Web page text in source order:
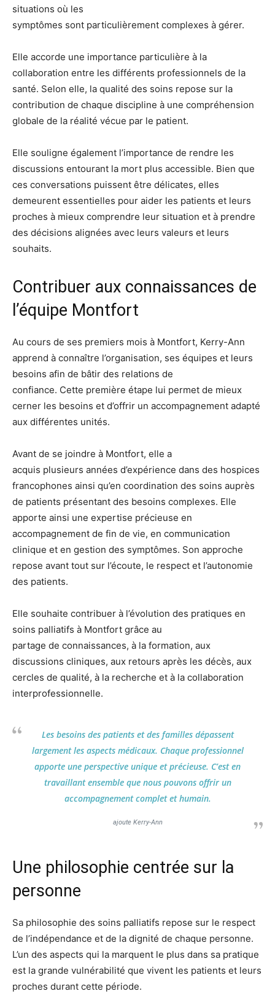
situations où les
symptômes sont particulièrement complexes à gérer.
Elle accorde une importance particulière à la
collaboration entre les différents professionnels de la
santé. Selon elle, la qualité des soins repose sur la
contribution de chaque discipline à une compréhension
globale de la réalité vécue par le patient.
Elle souligne également l’importance de rendre les
discussions entourant la mort plus accessible. Bien que
ces conversations puissent être délicates, elles
demeurent essentielles pour aider les patients et leurs
proches à mieux comprendre leur situation et à prendre
des décisions alignées avec leurs valeurs et leurs
souhaits.
Contribuer aux connaissances de
l’équipe Montfort
Au cours de ses premiers mois à Montfort, Kerry-Ann
apprend à connaître l’organisation, ses équipes et leurs
besoins afin de bâtir des relations de
confiance. Cette première étape lui permet de mieux
cerner les besoins et d’offrir un accompagnement adapté
aux différentes unités.
Avant de se joindre à Montfort, elle a
acquis plusieurs années d’expérience dans des hospices
francophones ainsi qu’en coordination des soins auprès
de patients présentant des besoins complexes. Elle
apporte ainsi une expertise précieuse en
accompagnement de fin de vie, en communication
clinique et en gestion des symptômes. Son approche
repose avant tout sur l’écoute, le respect et l’autonomie
des patients.
Elle souhaite contribuer à l’évolution des pratiques en
soins palliatifs à Montfort grâce au
partage de connaissances, à la formation, aux
discussions cliniques, aux retours après les décès, aux
cercles de qualité, à la recherche et à la collaboration
interprofessionnelle.
Les besoins des patients et des familles dépassent
largement les aspects médicaux. Chaque professionnel
apporte une perspective unique et précieuse. C’est en
travaillant ensemble que nous pouvons offrir un
accompagnement complet et humain.
ajoute Kerry-Ann
Une philosophie centrée sur la
personne
Sa philosophie des soins palliatifs repose sur le respect
de l’indépendance et de la dignité de chaque personne.
L’un des aspects qui la marquent le plus dans sa pratique
est la grande vulnérabilité que vivent les patients et leurs
proches durant cette période.